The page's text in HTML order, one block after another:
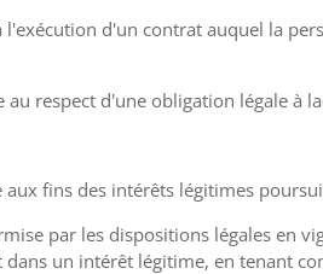
l'exécution d'un contrat auquel la
au respect d'une obligation légale à
fins des intérêts légitimes
par les dispositions légales en
un intérêt légitime, en tenant